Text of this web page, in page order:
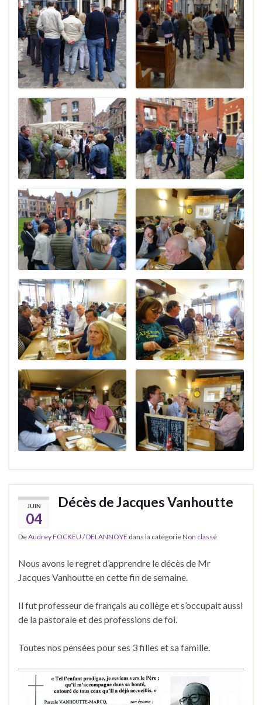
JUIN
04
Décès de Jacques Vanhoutte
DeAudrey FOCKEU / DELANNOYE dans la catégorieNon classé
Nous avons le regret d’apprendre le décès de Mr
Jacques Vanhoutte en cette fin de semaine.
Il fut professeur de français au collège et s’occupait aussi
de la pastorale et des professions de foi.
Toutes nos pensées pour ses 3 filles et sa famille.